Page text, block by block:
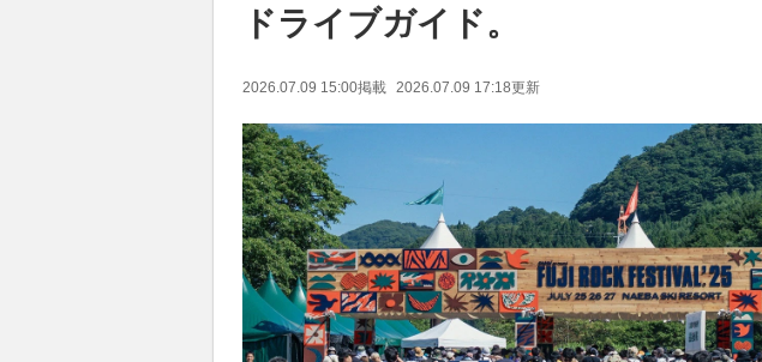
ドライブガイド。
2026.07.09 15:00掲載 2026.07.09 17:18更新